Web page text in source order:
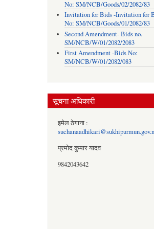
No: SM/NCB/Goods/02/2082/83
Invitation for Bids -Invitation for
No: SM/NCB/Goods/01/2082/83
Second Amendment- Bids no.
SM/NCB/W/01/2082/2083
First Amendment -Bids No:
SM/NCB/W/01/2082/083
सूचना अधिकारी
इमेल ठेगाना :
प्रमोद कुमार यादव
9842043642